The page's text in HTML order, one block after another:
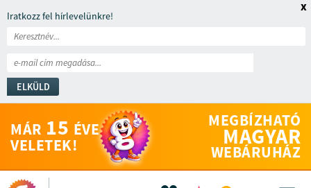
Iratkozz fel hírlevelünkre!
ELKÜLD
x
MÁR 15 ÉVE
VELETEK!
MEGBÍZHATÓ
MAGYAR
WEBÁRUHÁZ